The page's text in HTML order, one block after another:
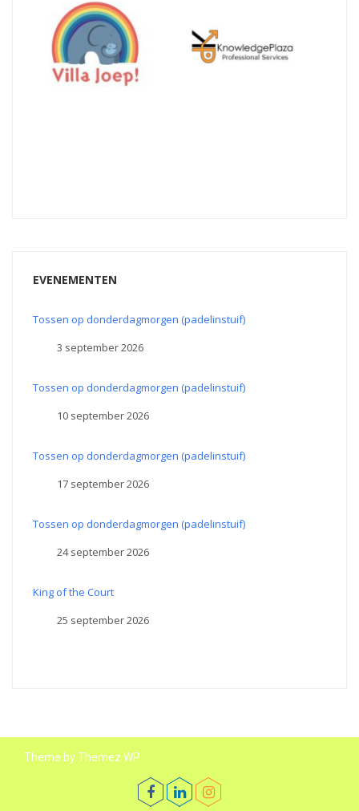
EVENEMENTEN
Tossen op donderdagmorgen (padelinstuif)
3 september 2026
Tossen op donderdagmorgen (padelinstuif)
10 september 2026
Tossen op donderdagmorgen (padelinstuif)
17 september 2026
Tossen op donderdagmorgen (padelinstuif)
24 september 2026
King of the Court
25 september 2026
Theme by Themez WP